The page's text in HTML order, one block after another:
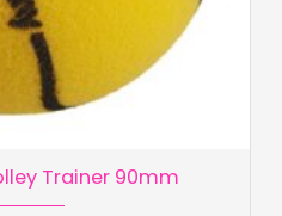
Trainer 90mm